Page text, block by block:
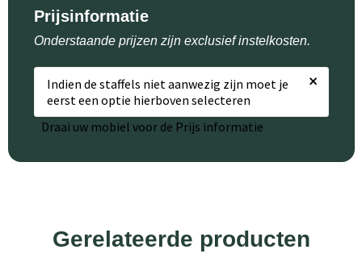
Prijsinformatie
Onderstaande prijzen zijn exclusief instelkosten.
Indien de staffels niet aanwezig zijn moet je
eerst een optie hierboven selecteren
×
Draai uw mobiel voor de Prijs informatie
Gerelateerde producten